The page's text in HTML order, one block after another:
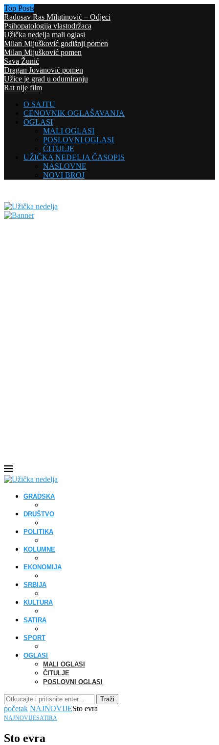
Top Posts
Radosav Ras Milutinović – Odjeci
Psihopatologija vlastodržaca
Užička nedelja mali oglasi
Milan Mijušković godišnji pomen
Milan Mijušković pomen
Sava Žunić
Dragan Jovanović pomen
Užice je grad u odumiranju
Rat nije film
O SAJTU
CENOVNIK OGLAŠAVANJA
OGLASI
MALI OGLASI
POSLOVNI OGLASI
ČITULJE
UŽIČKA NEDELJA ČASOPIS
NASLOVNE
NOVI BROJ
GRADSKA
DRUŠTVO
POLITIKA
KOLUMNE
EKONOMIJA
SRBIJA
KULTURA
SATIRA
SPORT
OGLASI
MALI OGLASI
ČITULJE
POSLOVNI OGLASI
Traži
početak NAJNOVIJESto evra
NAJNOVIJESATIRA
Sto evra